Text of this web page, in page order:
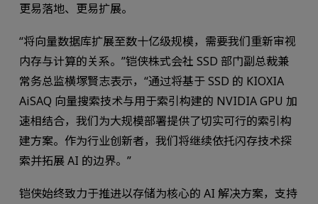
更易落地、更易扩展。
“将向量数据库扩展至数十亿级规模，需要我们重新审视
内存与计算的关系。”铠侠株式会社 SSD 部门副总裁兼
常务总监横塚賢志表示，“通过将基于 SSD 的 KIOXIA
AiSAQ 向量搜索技术与用于索引构建的 NVIDIA GPU 加
速相结合，我们为大规模部署提供了切实可行的索引构
建方案。作为行业创新者，我们将继续依托闪存技术探
索并拓展 AI 的边界。”
铠侠始终致力于推进以存储为核心的 AI 解决方案，支持